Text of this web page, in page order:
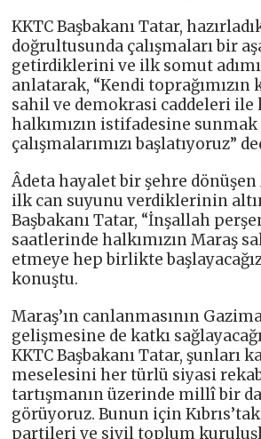
KKTC Başbakanı Tatar,
doğrultusunda çalışmaları bir
getirdiklerini ve ilk somut adımı
anlatarak, “Kendi
sahil ve demokrasi caddeleri ile
halkımızın istifadesine
çalışmalarımızı başlatıyoruz”
Âdeta hayalet bir şehre dönüşen
ilk can suyunu verdiklerinin
Başbakanı Tatar, “İnşallah
saatlerinde halkımızın Maraş
etmeye hep birlikte
konuştu.
Maraş’ın canlanmasının
gelişmesine de katkı
KKTC Başbakanı Tatar, şunları
meselesini her türlü siyasi
tartışmanın üzerinde millî bir
görüyoruz. Bunun için
partileri ve sivil toplum